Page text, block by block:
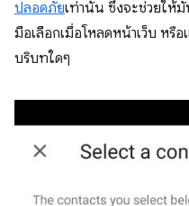
ปลอดภัยเท่านั้น ซึ่งจะช่วยให้มั่
มือเลือกเมื่อโหลดหน้าเว็บ หรื
บริบทใดๆ